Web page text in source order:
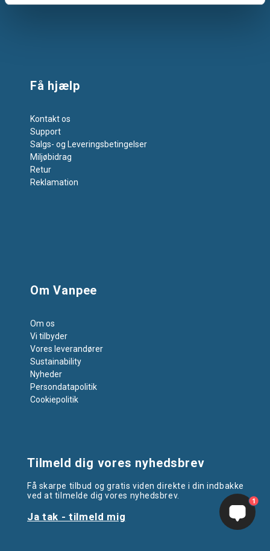
Få hjælp
Kontakt os
Support
Salgs- og Leveringsbetingelser
Miljøbidrag
Retur
Reklamation
Om Vanpee
Om os
Vi tilbyder
Vores leverandører
Sustainability
Nyheder
Persondatapolitik
Cookiepolitik
Tilmeld dig vores nyhedsbrev
Få skarpe tilbud og gratis viden direkte i din indbakke
ved at tilmelde dig vores nyhedsbrev.
Ja tak - tilmeld mig
1